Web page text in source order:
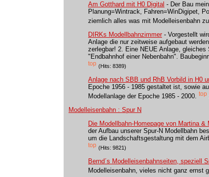
Am Gotthard mit H0 Digital - Der Bau
Planung=Wintrack, Fahren=WinDigipet,
ziemlich alles was mit Modelleisenbahn
DIRKs Modellbahnzimmer - Vorgestellt
Anlage die nur zeitweise aufgebaut
zerlegbar! 2. Eine NEUE Anlage,
"Endbahnhof einer Nebenbahn".
top (Hits: 8389)
Anlage nach SBB und RhB Vorbild in H0
Epoche 1956 - 1985 gestaltet ist, sowie
Modellanlage der Epoche 1985 - 2000. top
Modelleisenbahn : Spur N
Die Modellbahn-Homepage von Martina
der Aufbau unserer Spur-N Modellbahn
um die Landschaftsgestaltung mit dem
top (Hits: 9821)
Bernd´s Modelleisenbahnseiten, speziell
Modelleisenbahn, vieles nicht ganz ernst